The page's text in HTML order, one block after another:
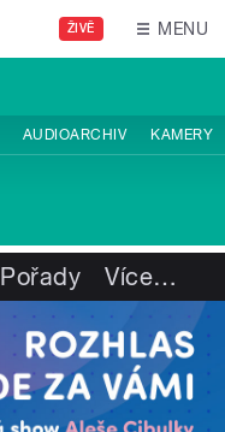
ŽIVĚ MENU
AUDIOARCHIV KAMERY
Pořady Více…